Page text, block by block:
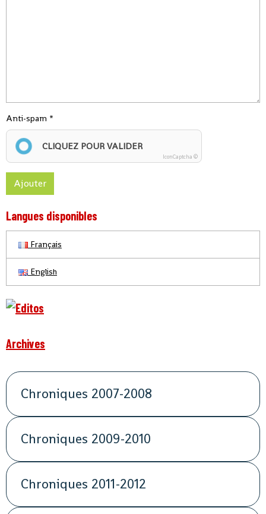
Anti-spam
CLIQUEZ POUR VALIDER
IconCaptcha ©
Ajouter
Langues disponibles
Français
English
Archives
Chroniques 2007-2008
Chroniques 2009-2010
Chroniques 2011-2012